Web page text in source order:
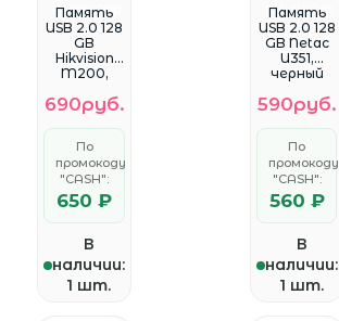
WhatsApp
Память
USB 2.0 128
GB
Hikvision
M200,
корпус (HS-
USB-M200
128G)
690руб.
По
промокоду
"CASH":
650 ₽
В
наличии:
1 шт.
WhatsApp
Память
USB 2.0 128
GB Netac
U351,
черный
-128G-
20BK)
590руб.
По
промокоду
"CASH":
560 ₽
В
наличии:
1 шт.